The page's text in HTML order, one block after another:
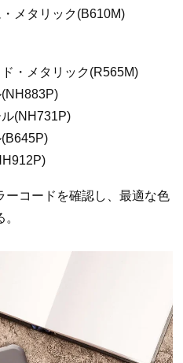
メタリック(B610M)
・メタリック(R565M)
(NH731P)
ーコードを確認し、最適な色